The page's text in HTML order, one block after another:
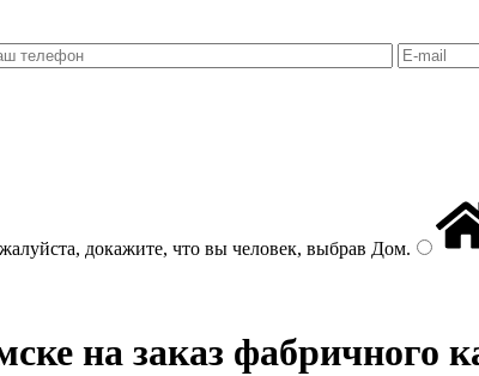
докажите, что вы человек, выбрав Дом.
на заказ фабричного